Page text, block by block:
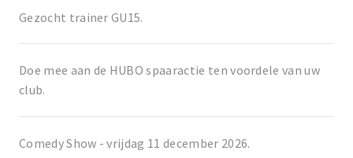
Gezocht trainer GU15.
Doe mee aan de HUBO spaaractie ten voordele van uw
club.
Comedy Show - vrijdag 11 december 2026.